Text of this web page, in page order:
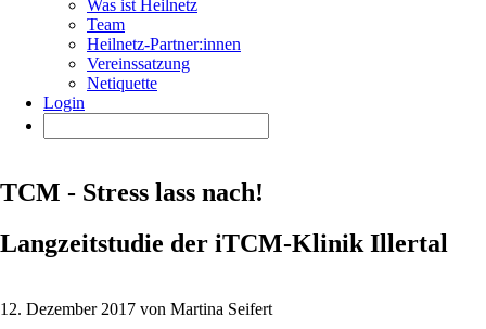
Was ist Heilnetz
Team
Heilnetz-Partner:innen
Vereinssatzung
Netiquette
Login
TCM - Stress lass nach!
Langzeitstudie der iTCM-Klinik Illertal
12. Dezember 2017 von Martina Seifert